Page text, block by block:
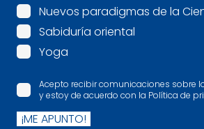
Nuevos paradigmas de la
Sabiduría oriental
Yoga
Acepto recibir comunicaciones sobre
y estoy de acuerdo con la Política de
¡ME APUNTO!